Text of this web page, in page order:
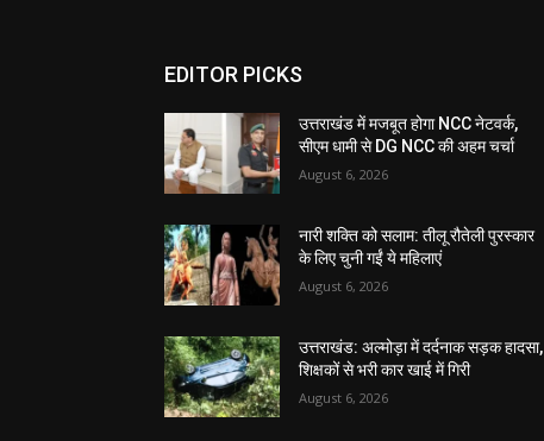
EDITOR PICKS
उत्तराखंड में मजबूत होगा NCC नेटवर्क,
सीएम धामी से DG NCC की अहम चर्चा
August 6, 2026
नारी शक्ति को सलाम: तीलू रौतेली पुरस्कार
के लिए चुनी गईं ये महिलाएं
August 6, 2026
उत्तराखंड: अल्मोड़ा में दर्दनाक सड़क हादसा,
शिक्षकों से भरी कार खाई में गिरी
August 6, 2026